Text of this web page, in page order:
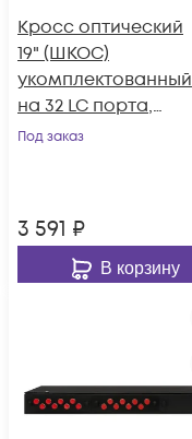
Кросс оптический
19" (ШКОС)
укомплектованный
на 32 LC порта,
черный (комплект с
Под заказ
3 591 ₽
В корзину